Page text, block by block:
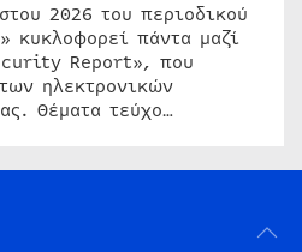
2026 του περιοδικού
κυκλοφορεί πάντα μαζί
Report», που
ηλεκτρονικών
Θέματα τεύχο…